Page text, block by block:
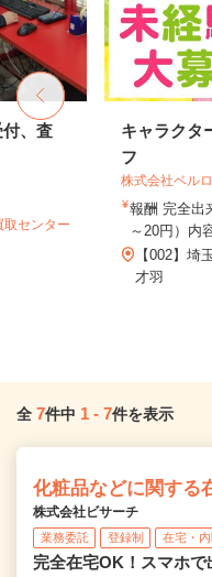
、査
センター
キャラクタ
フ
株式会社ベル
報酬 完全出
～20円）内
【002】埼
才羽
全 7件中 1 - 7件を表示
化粧品などに関する
株式会社ビサーチ
業務委託 登録制 在宅・内
完全在宅OK！スマホ